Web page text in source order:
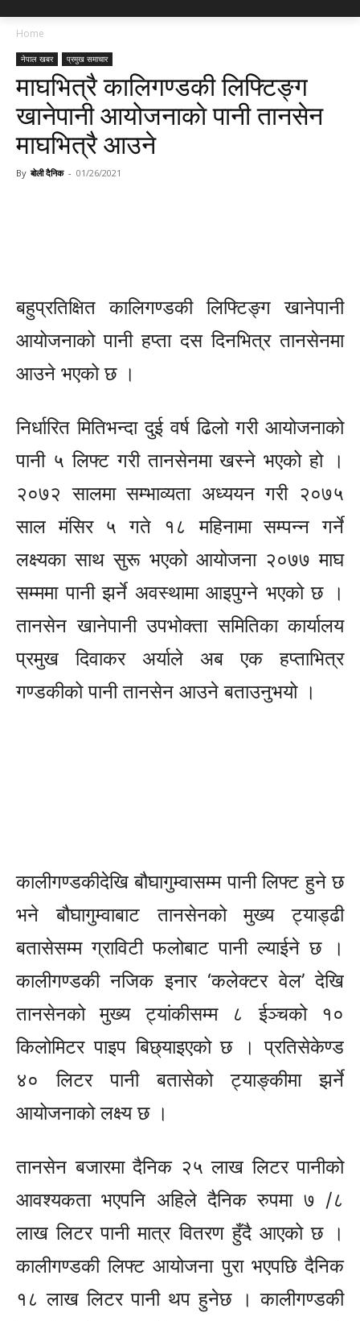
Home
नेपाल खबर प्रमुख समाचार
माघभित्रै कालिगण्डकी लिफ्टिङ्ग
खानेपानी आयोजनाकाे पानी तानसेन
माघभित्रै आउने
By बोली दैनिक - 01/26/2021
बहुप्रतिक्षित कालिगण्डकी लिफ्टिङ्ग खानेपानी
आयोजनाको पानी हप्ता दस दिनभित्र तानसेनमा
आउने भएको छ ।
निर्धारित मितिभन्दा दुई वर्ष ढिलो गरी आयोजनाको
पानी ५ लिफ्ट गरी तानसेनमा खस्ने भएको हो ।
२०७२ सालमा सम्भाव्यता अध्ययन गरी २०७५
साल मंसिर ५ गते १८ महिनामा सम्पन्न गर्ने
लक्ष्यका साथ सुरू भएको आयोजना २०७७ माघ
सम्ममा पानी झर्ने अवस्थामा आइपुग्ने भएको छ ।
तानसेन खानेपानी उपभोक्ता समितिका कार्यालय
प्रमुख दिवाकर अर्याले अब एक हप्ताभित्र
गण्डकीको पानी तानसेन आउने बताउनुभयो ।
कालीगण्डकीदेखि बौघागुम्वासम्म पानी लिफ्ट हुने छ
भने बौघागुम्वाबाट तानसेनको मुख्य ट्याड्ढी
बतासेसम्म ग्राविटी फलोबाट पानी ल्याईने छ ।
कालीगण्डकी नजिक इनार ‘कलेक्टर वेल’ देखि
तानसेनको मुख्य ट्यांकीसम्म ८ ईञ्चको १०
किलोमिटर पाइप बिछ्याइएको छ । प्रतिसेकेण्ड
४० लिटर पानी बतासेको ट्याङ्कीमा झर्ने
आयोजनाको लक्ष्य छ ।
तानसेन बजारमा दैनिक २५ लाख लिटर पानीको
आवश्यकता भएपनि अहिले दैनिक रुपमा ७ /८
लाख लिटर पानी मात्र वितरण हुँदै आएको छ ।
कालीगण्डकी लिफ्ट आयोजना पुरा भएपछि दैनिक
१८ लाख लिटर पानी थप हुनेछ । कालीगण्डकी